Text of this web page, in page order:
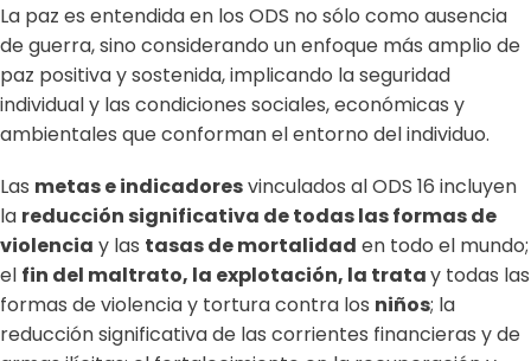
La paz es entendida en los ODS no sólo como ausencia
de guerra, sino considerando un enfoque más amplio de
paz positiva y sostenida, implicando la seguridad
individual y las condiciones sociales, económicas y
ambientales que conforman el entorno del individuo.
Las metas e indicadoresvinculados al ODS 16 incluyen
la reducción significativa de todas las formas de
violencia y las tasas de mortalidad en todo el mundo;
el fin del maltrato, la explotación, la tratay todas las
formas de violencia y tortura contra los niños; la
reducción significativa de las corrientes financieras y de